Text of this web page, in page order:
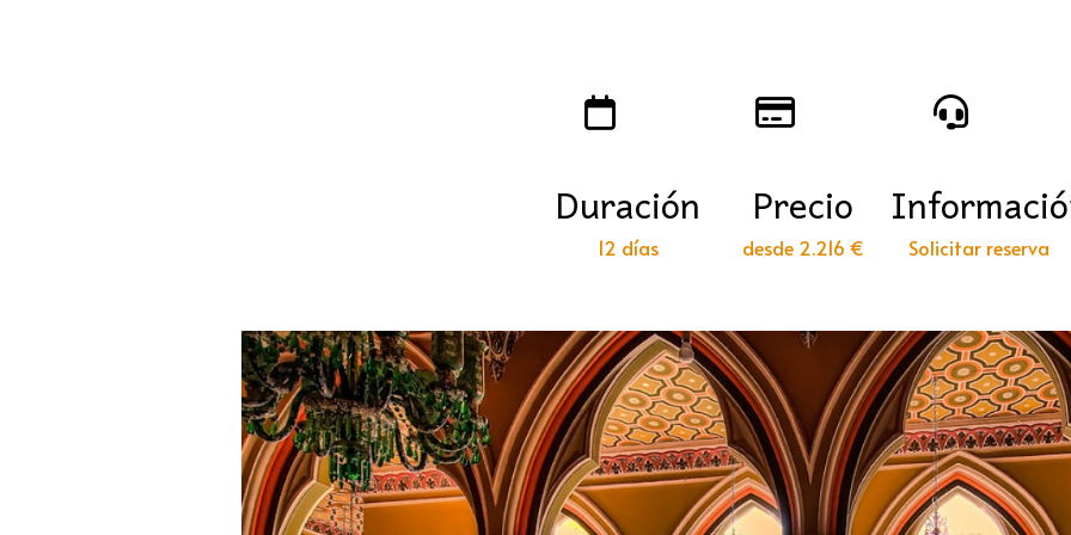
Duración
12 días
Precio
desde 2.216 € Solicitar reserva